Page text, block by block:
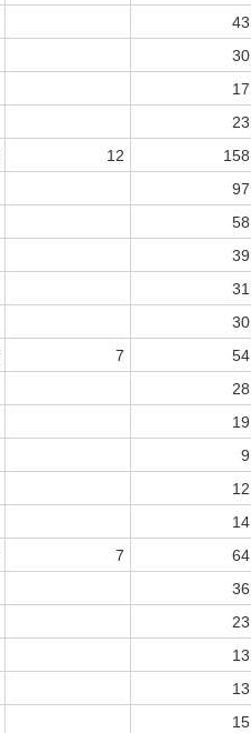
43
30
17
23
12 158
97
58
39
31
30
7 54
28
19
9
12
14
7 64
36
23
13
13
15